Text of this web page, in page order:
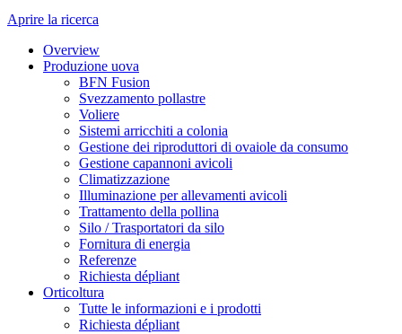
Aprire la ricerca
Overview
Produzione uova
BFN Fusion
Svezzamento pollastre
Voliere
Sistemi arricchiti a colonia
Gestione dei riproduttori di ovaiole da consumo
Gestione capannoni avicoli
Climatizzazione
Illuminazione per allevamenti avicoli
Trattamento della pollina
Silo / Trasportatori da silo
Fornitura di energia
Referenze
Richiesta dépliant
Orticoltura
Tutte le informazioni e i prodotti
Richiesta dépliant